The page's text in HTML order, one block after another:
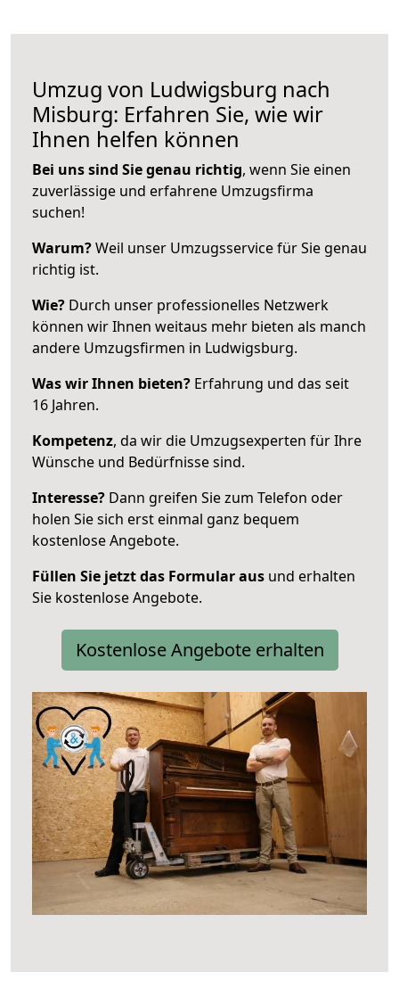
Umzug von Ludwigsburg nach
Misburg: Erfahren Sie, wie wir
Ihnen helfen können
Bei uns sind Sie genau richtig, wenn Sie einen
zuverlässige und erfahrene Umzugsfirma
suchen!
Warum?Weil unser Umzugsservice für Sie genau
richtig ist.
Wie? Durch unser professionelles Netzwerk
können wir Ihnen weitaus mehr bieten als manch
andere Umzugsfirmen in Ludwigsburg.
Was wir Ihnen bieten? Erfahrung und das seit
16 Jahren.
Kompetenz, da wir die Umzugsexperten für Ihre
Wünsche und Bedürfnisse sind.
Interesse? Dann greifen Sie zum Telefon oder
holen Sie sich erst einmal ganz bequem
kostenlose Angebote.
Füllen Sie jetzt das Formular aus und erhalten
Sie kostenlose Angebote.
Kostenlose Angebote erhalten